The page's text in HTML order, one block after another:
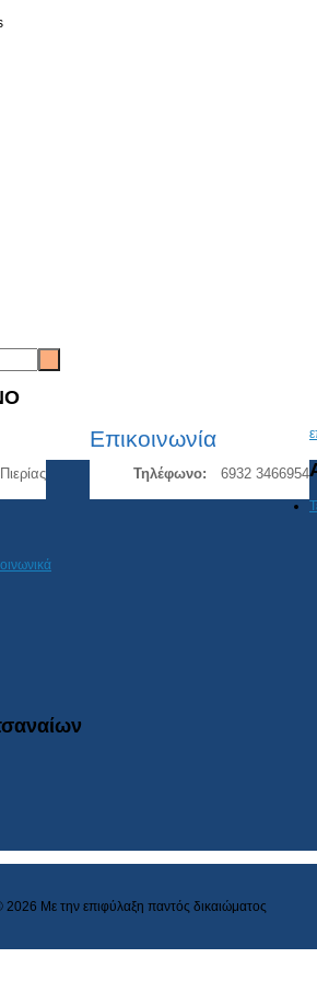
Επικοινωνία
Τηλέφωνο: 6932 3466954
2026 Με την επιφύλαξη παντός δικαιώματος